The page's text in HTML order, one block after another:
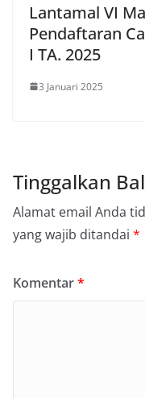
Lantamal VI
Pendaftaran
I TA. 2025
3 Januari 2025
Tinggalkan
Alamat email Anda
yang wajib ditandai *
Komentar*